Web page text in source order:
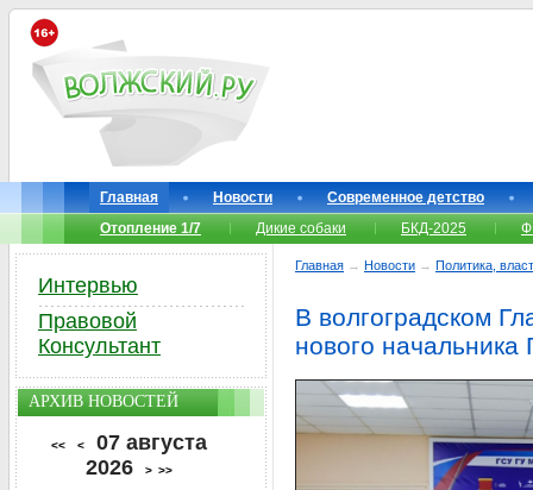
Главная Новости
Современное детство
Отопление 1/7
Дикие собаки БКД-2025
Главная → Новости → Политика,
В волгоградском
нового
Интервью
Правовой
Консультант
АРХИВ НОВОСТЕЙ
<< <
07 августа
2026
> >>